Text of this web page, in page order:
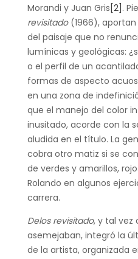
Morandi y Juan Gris [2] .
revisitado(1966),
del paisaje que no
lumínicas y geológicas:
o el perfil de un
formas de aspecto
en una zona de
que el manejo del color
inusitado, acorde con la
aludida en el título. La
cobra otro matiz si se
de verdes y amarillos,
Rolando en algunos
carrera.
Delos revisitado, y tal vez
asemejaban, integró la
de la artista, organizada